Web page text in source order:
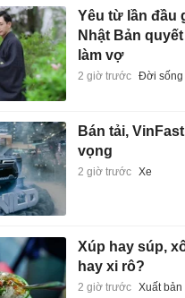
Yêu từ lần đầu
Nhật Bản
làm vợ
2 giờ trước Đời sống
Bán tải,
vọng
2 giờ trước Xe
Xúp hay súp,
hay xi rô?
2 giờ trước Xuất bản